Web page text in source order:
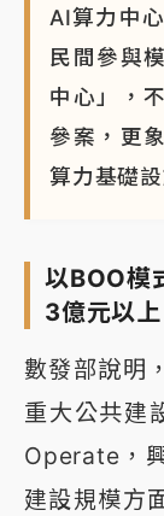
AI算力中
民間參與
中心」，
參案，更
算力基礎
以BOO模
3億元以上
數發部說明
重大公共建
Operate，
建設規模方